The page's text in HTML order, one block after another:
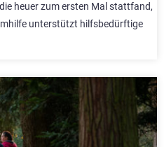
heuer zum ersten Mal stattfand,
unterstützt hilfsbedürftige